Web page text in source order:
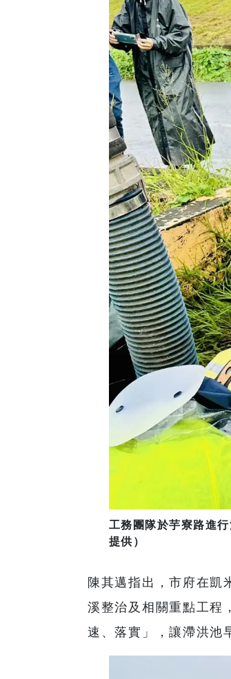
工務團隊於芋寮路進
提供）
陳其邁指出，市府在凱
溪整治及相關重點工程
速、落實」，讓滯洪池